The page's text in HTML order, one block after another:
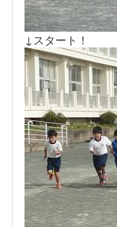
↓スタート！